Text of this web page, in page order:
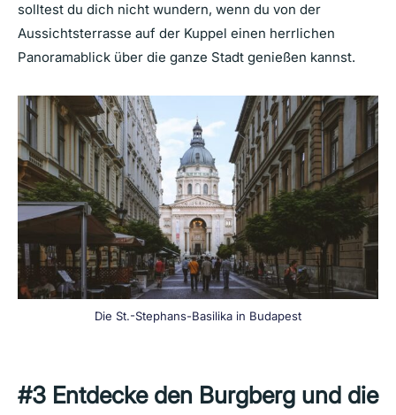
solltest du dich nicht wundern, wenn du von der
Aussichtsterrasse auf der Kuppel einen herrlichen
Panoramablick über die ganze Stadt genießen kannst.
Die St.-Stephans-Basilika in Budapest
#3 Entdecke den Burgberg und die